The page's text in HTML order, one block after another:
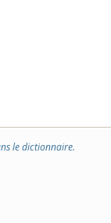
le dictionnaire.